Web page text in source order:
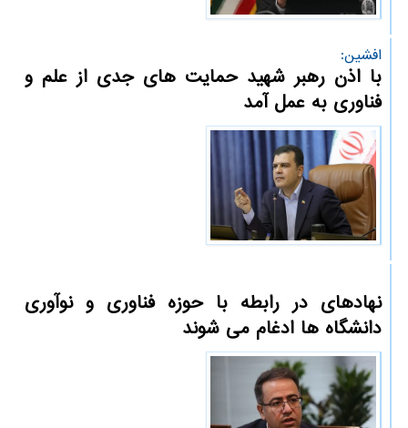
افشین:
با اذن رهبر شهید حمایت های جدی از علم و
فناوری به عمل آمد
نهادهای در رابطه با حوزه فناوری و نوآوری
دانشگاه ها ادغام می شوند